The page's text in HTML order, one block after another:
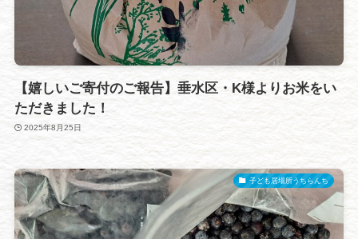
【嬉しいご寄付のご報告】垂水区・K様よりお米をい
ただきました！
2025年8月25日
子ども居場所うちらんち